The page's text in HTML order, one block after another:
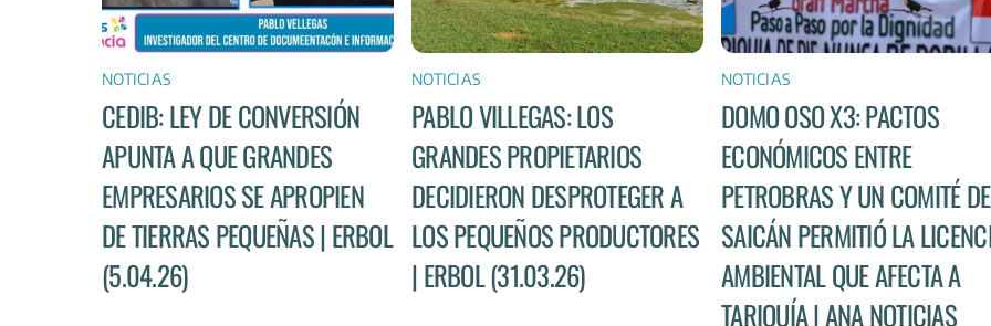
NOTICIAS
CEDIB: LEY DE CONVERSIÓN
APUNTA A QUE GRANDES
EMPRESARIOS SE APROPIEN
DE TIERRAS PEQUEÑAS | ERBOL
(5.04.26)
NOTICIAS
PABLO VILLEGAS: LOS
GRANDES PROPIETARIOS
DECIDIERON DESPROTEGER A
LOS PEQUEÑOS PRODUCTORES
| ERBOL (31.03.26)
NOTICIAS
DOMO OSO X3: PACTOS
ECONÓMICOS ENTRE
PETROBRAS Y UN COMITÉ DE
SAICÁN PERMITIÓ LA
AMBIENTAL QUE AFECTA A
TARIQUÍA | ANA NOTICIAS